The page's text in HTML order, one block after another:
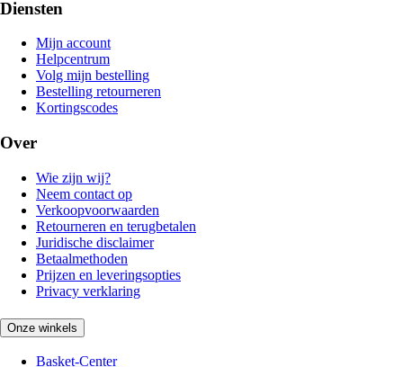
Diensten
Mijn account
Helpcentrum
Volg mijn bestelling
Bestelling retourneren
Kortingscodes
Over
Wie zijn wij?
Neem contact op
Verkoopvoorwaarden
Retourneren en terugbetalen
Juridische disclaimer
Betaalmethoden
Prijzen en leveringsopties
Privacy verklaring
Onze winkels
Basket-Center